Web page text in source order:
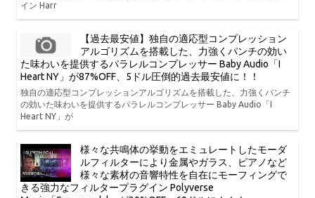
イン Harr
【過去最安値】独自の適応型コンプレッション
アルゴリズムを搭載した、力強くパンチの効い
た味わいを提供するパラレルコンプレッサー Baby Audio「I
Heart NY」が87%OFF、5ドル圧倒的過去最安値に！！
独自の適応型コンプレッションアルゴリズムを搭載した、力強くパンチ
の効いた味わいを提供するパラレルコンプレッサー Baby Audio「I
Heart NY」が
様々な共鳴体の挙動をエミュレートしたモーダ
ルフィルターにより金属やガラス、ピアノなど
様々な素材の音響特性を自在にモーフィングで
きる強力なフィルタープラグイン Polyverse